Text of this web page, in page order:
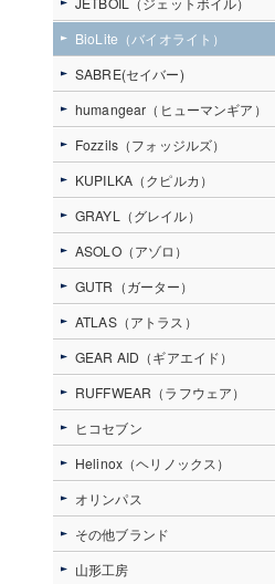
BioLite（バイオライト）
SABRE(セイバー)
humangear（ヒューマンギア）
Fozzils（フォッジルズ）
KUPILKA（クピルカ）
GRAYL（グレイル）
ASOLO（アゾロ）
GUTR（ガーター）
ATLAS（アトラス）
GEAR AID（ギアエイド）
RUFFWEAR（ラフウェア）
ヒコセブン
Helinox（ヘリノックス）
オリンパス
その他ブランド
山形工房